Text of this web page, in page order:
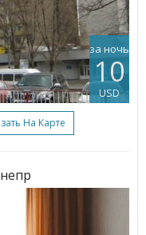
за ночь
10
USD
На Карте